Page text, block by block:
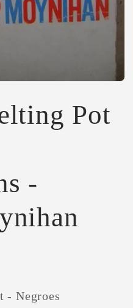
Pot
-
- Negroes